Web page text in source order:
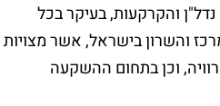
והקרקעות, בעיקר בכל
והשרון בישראל, אשר מצויות
רוויה, וכן בתחום ההשקעה